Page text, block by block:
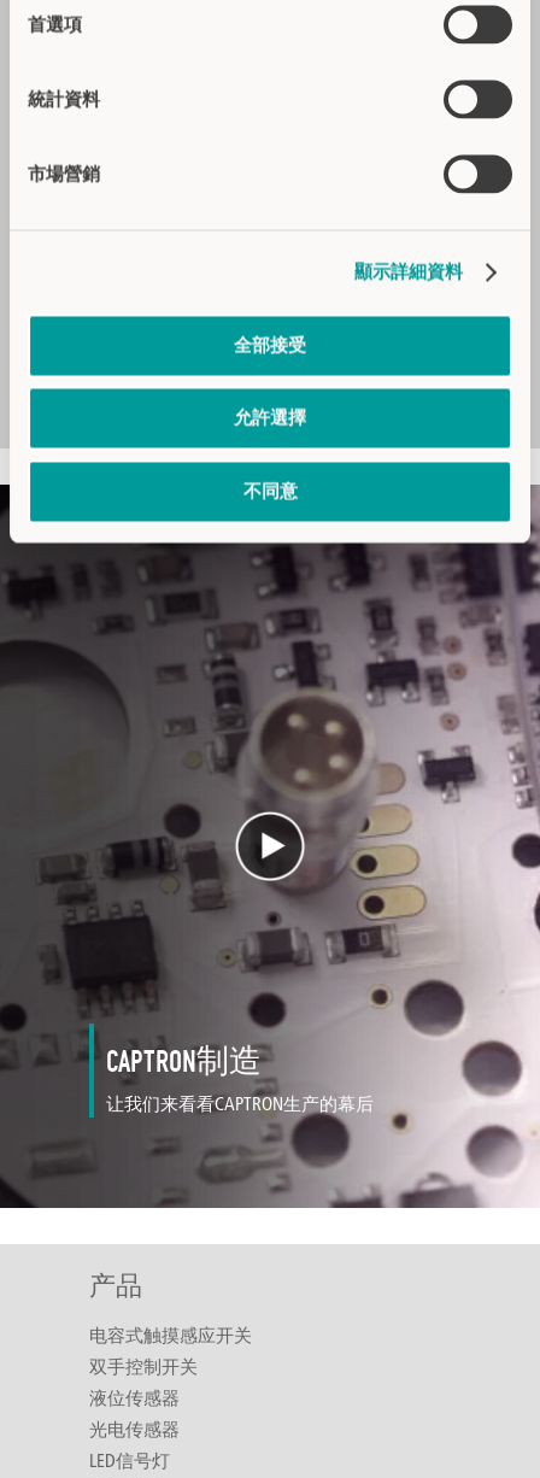
首選項
統計資料
市場營銷
顯示詳細資料
全部接受
允許選擇
不同意
以及理念的支持。
进取的员工，以及超过行业平均水平的
从我们的专业技能里获利。把您的信任
委托给可以使用您的语言、理解您，并
了解您问题需求的 CAPTRON 技术专家。
CAPTRON制造
让我们来看看CAPTRON生产的幕后
产品
电容式触摸感应开关
双手控制开关
液位传感器
光电传感器
LED信号灯